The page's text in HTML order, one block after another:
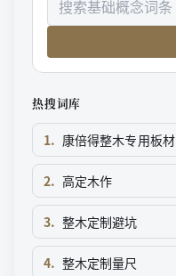
热搜词库
1. 康倍得整木专用板材
2. 高定木作
3. 整木定制避坑
4. 整木定制量尺